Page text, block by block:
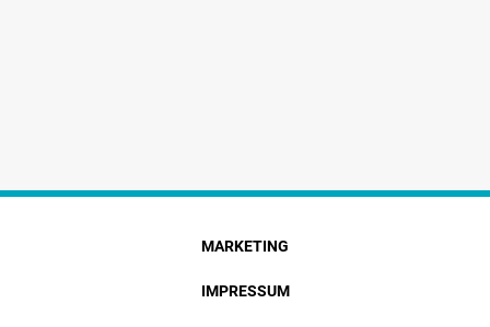
MARKETING
IMPRESSUM